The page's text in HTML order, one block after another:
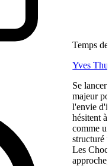
Temps de
Yves
Se lancer
majeur
l'envie
hésitent à
comme
structuré
Les
approche,